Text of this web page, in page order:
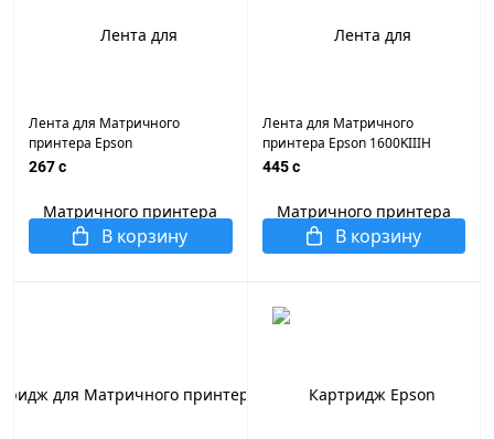
Лента для Матричного
принтера Epson
LQ590K/1600KIIIH
12,7mmx8m
267 c
В корзину
Лента для Матричного
принтера Epson 1600KIIIH
12,7mmx20m
445 c
В корзину